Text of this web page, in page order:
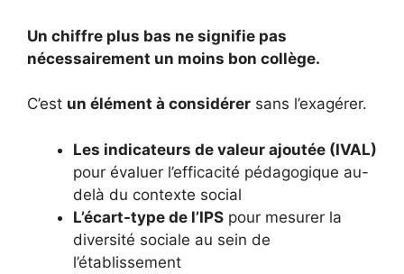
Un chiffre plus bas ne signifie pas
nécessairement un moins bon collège.
C’est un élément à considérer sans l’exagérer.
Les indicateurs de valeur ajoutée (IVAL)
pour évaluer l’efficacité pédagogique au-
delà du contexte social
L’écart-type de l’IPS pour mesurer la
diversité sociale au sein de
l’établissement